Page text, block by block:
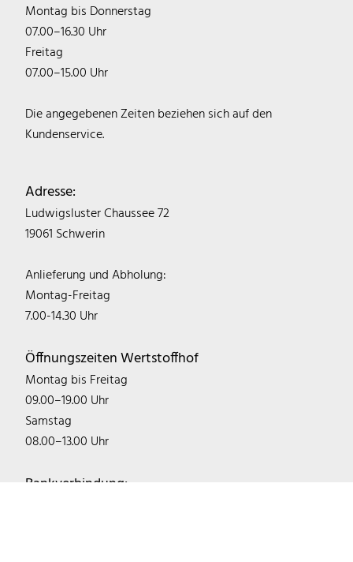
Montag bis Donnerstag
07.00–16.30 Uhr
Freitag
07.00–15.00 Uhr
Die angegebenen Zeiten beziehen sich auf den
Kundenservice.
Adresse:
Ludwigsluster Chaussee 72
19061 Schwerin
Anlieferung und Abholung:
Montag-Freitag
7.00-14.30 Uhr
Öffnungszeiten Wertstoffhof
Montag bis Freitag
09.00–19.00 Uhr
Samstag
08.00–13.00 Uhr
Bankverbindung: